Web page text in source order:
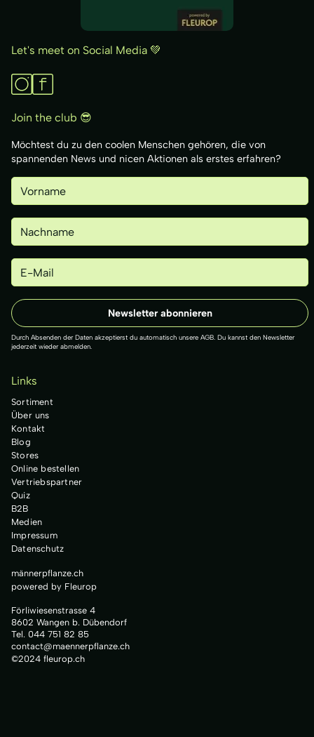
männerpflanze.ch
powered by Fleurop
Förliwiesenstrasse 4
8602 Wangen b. Dübendorf
Tel. 044 751 82 85
contact@maennerpflanze.ch
©2024 fleurop.ch
Let's meet on Social Media 💚
Join the club 😎
Möchtest du zu den coolen Menschen gehören, die von
spannenden News und nicen Aktionen als erstes erfahren?
Durch Absenden der Daten akzeptierst du automatisch unsere AGB. Du kannst den Newsletter
jederzeit wieder abmelden.
Links
Sortiment
Über uns
Kontakt
Blog
Stores
Online bestellen
Vertriebspartner
Quiz
B2B
Medien
Impressum
Datenschutz